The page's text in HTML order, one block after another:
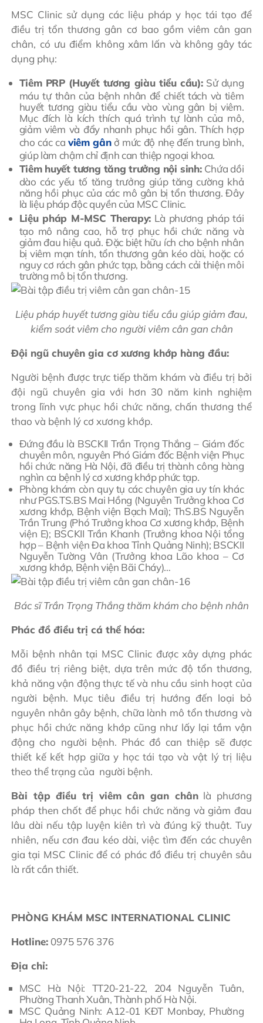
MSC Clinic sử dụng các liệu pháp y học tái tạo để
điều trị tổn thương gân cơ bao gồm viêm cân gan
chân, có ưu điểm không xâm lấn và không gây tác
dụng phụ:
Tiêm PRP (Huyết tương giàu tiểu cầu):Sử dụng
máu tự thân của bệnh nhân để chiết tách và tiêm
huyết tương giàu tiểu cầu vào vùng gân bị viêm.
Mục đích là kích thích quá trình tự lành của mô,
giảm viêm và đẩy nhanh phục hồi gân. Thích hợp
cho các ca viêm gânở mức độ nhẹ đến trung bình,
giúp làm chậm chỉ định can thiệp ngoại khoa.
Tiêm huyết tương tăng trưởng nội sinh:Chứa dồi
dào các yếu tố tăng trưởng giúp tăng cường khả
năng hồi phục của các mô gân bị tổn thương. Đây
là liệu pháp độc quyền của MSC Clinic.
Liệu pháp M-MSC Therapy:Là phương pháp tái
tạo mô nâng cao, hỗ trợ phục hồi chức năng và
giảm đau hiệu quả. Đặc biệt hữu ích cho bệnh nhân
bị viêm mạn tính, tổn thương gân kéo dài, hoặc có
nguy cơ rách gân phức tạp, bằng cách cải thiện môi
trường mô bị tổn thương.
Liệu pháp huyết tương giàu tiểu cầu giúp giảm đau,
kiểm soát viêm cho người viêm cân gan chân
Đội ngũ chuyên gia cơ xương khớp hàng đầu:
Người bệnh được trực tiếp thăm khám và điều trị bởi
đội ngũ chuyên gia với hơn 30 năm kinh nghiệm
trong lĩnh vực phục hồi chức năng, chấn thương thể
thao và bệnh lý cơ xương khớp.
Đứng đầu là BSCKII Trần Trọng Thắng – Giám đốc
chuyên môn, nguyên Phó Giám đốc Bệnh viện Phục
hồi chức năng Hà Nội, đã điều trị thành công hàng
nghìn ca bệnh lý cơ xương khớp phức tạp.
Phòng khám còn quy tụ các chuyên gia uy tín khác
như PGS.TS.BS Mai Hồng (Nguyên Trưởng khoa Cơ
xương khớp, Bệnh viện Bạch Mai); ThS.BS Nguyễn
Trần Trung (Phó Trưởng khoa Cơ xương khớp, Bệnh
viện E); BSCKII Trần Khanh (Trưởng khoa Nội tổng
hợp – Bệnh viện Đa khoa Tỉnh Quảng Ninh); BSCKII
Nguyễn Tường Vân (Trưởng khoa Lão khoa – Cơ
xương khớp, Bệnh viện Bãi Cháy)…
Bác sĩ Trần Trọng Thắng thăm khám cho bệnh nhân
Phác đồ điều trị cá thể hóa:
Mỗi bệnh nhân tại MSC Clinic được xây dựng phác
đồ điều trị riêng biệt, dựa trên mức độ tổn thương,
khả năng vận động thực tế và nhu cầu sinh hoạt của
người bệnh. Mục tiêu điều trị hướng đến loại bỏ
nguyên nhân gây bệnh, chữa lành mô tổn thương và
phục hồi chức năng khớp cũng như lấy lại tầm vận
động cho người bệnh. Phác đồ can thiệp sẽ được
thiết kế kết hợp giữa y học tái tạo và vật lý trị liệu
theo thể trạng của người bệnh.
Bài tập điều trị viêm cân gan chânlà phương
pháp then chốt để phục hồi chức năng và giảm đau
lâu dài nếu tập luyện kiên trì và đúng kỹ thuật. Tuy
nhiên, nếu cơn đau kéo dài, việc tìm đến các chuyên
gia tại MSC Clinic để có phác đồ điều trị chuyên sâu
là rất cần thiết.
PHÒNG KHÁM MSC INTERNATIONAL CLINIC
Hotline: 0975 576 376
Địa chỉ:
MSC Hà Nội: TT20-21-22, 204 Nguyễn Tuân,
Phường Thanh Xuân, Thành phố Hà Nội.
MSC Quảng Ninh: A12-01 KĐT Monbay, Phường